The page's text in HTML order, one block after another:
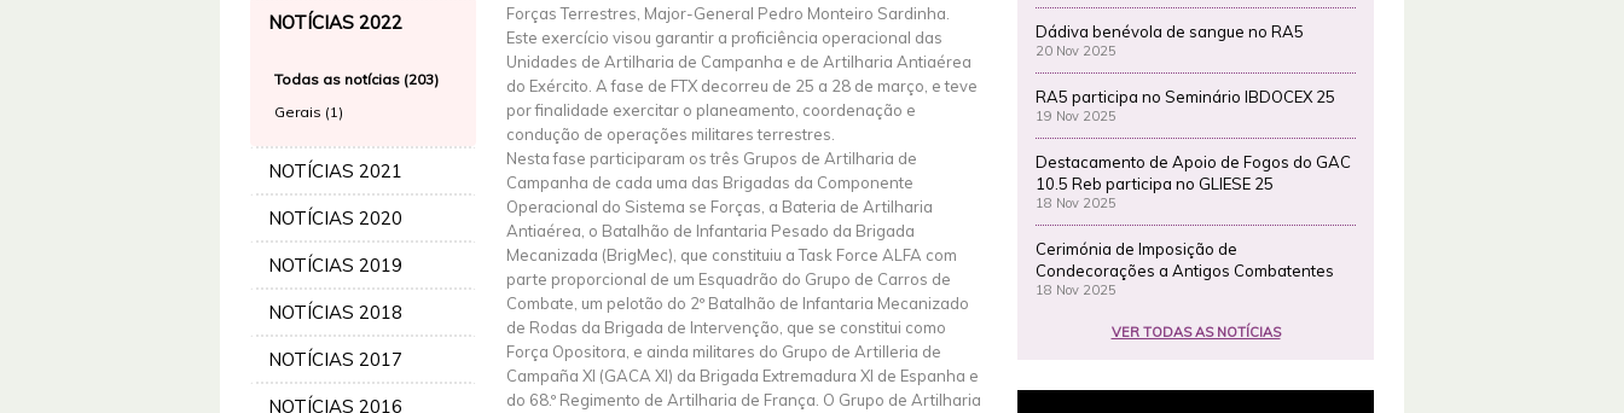
NOTÍCIAS 2022
Todas as notícias (203)
Gerais (1)
NOTÍCIAS 2021
NOTÍCIAS 2020
NOTÍCIAS 2019
NOTÍCIAS 2018
NOTÍCIAS 2017
NOTÍCIAS 2016
Forças Terrestres, Major-General Pedro Monteiro Sardinha.
Este exercício visou garantir a proficiência operacional das
Unidades de Artilharia de Campanha e de Artilharia Antiaérea
do Exército. A fase de FTX decorreu de 25 a 28 de março, e teve
por finalidade exercitar o planeamento, coordenação e
condução de operações militares terrestres.
Nesta fase participaram os três Grupos de Artilharia de
Campanha de cada uma das Brigadas da Componente
Operacional do Sistema se Forças, a Bateria de Artilharia
Antiaérea, o Batalhão de Infantaria Pesado da Brigada
Mecanizada (BrigMec), que constituiu a Task Force ALFA com
parte proporcional de um Esquadrão do Grupo de Carros de
Combate, um pelotão do 2º Batalhão de Infantaria Mecanizado
de Rodas da Brigada de Intervenção, que se constitui como
Força Opositora, e ainda militares do Grupo de Artilleria de
Campaña XI (GACA XI) da Brigada Extremadura XI de Espanha e
do 68.º Regimento de Artilharia de França. O Grupo de Artilharia
Dádiva benévola de sangue no RA5
20 Nov 2025
RA5 participa no Seminário IBDOCEX 25
19 Nov 2025
Destacamento de Apoio de Fogos do GAC
10.5 Reb participa no GLIESE 25
18 Nov 2025
Cerimónia de Imposição de
Condecorações a Antigos Combatentes
18 Nov 2025
VER TODAS AS NOTÍCIAS